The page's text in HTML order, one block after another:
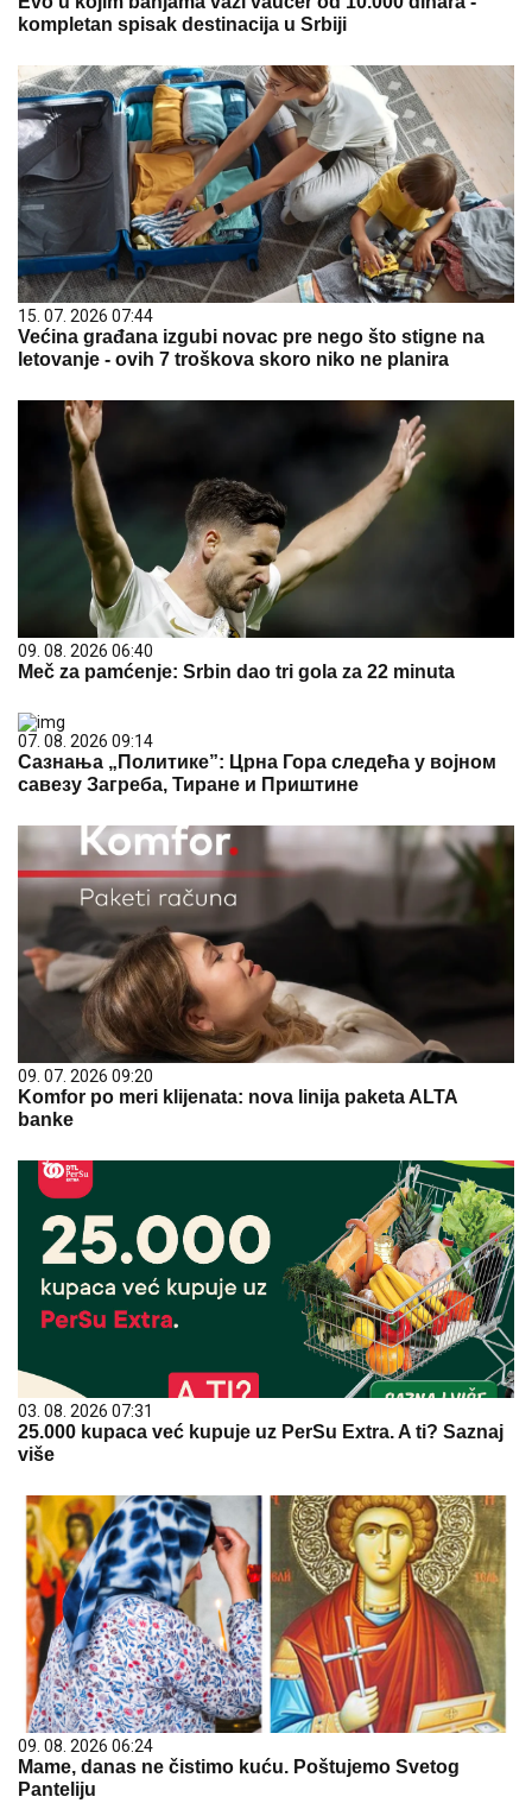
kompletan spisak destinacija u Srbiji
15. 07. 2026 07:44
Većina građana izgubi novac pre nego što stigne na
letovanje - ovih 7 troškova skoro niko ne planira
09. 08. 2026 06:40
Meč za pamćenje: Srbin dao tri gola za 22 minuta
07. 08. 2026 09:14
Сазнања „Политике”: Црна Гора следећа у војном
савезу Загреба, Тиране и Приштине
09. 07. 2026 09:20
Komfor po meri klijenata: nova linija paketa ALTA
banke
03. 08. 2026 07:31
25.000 kupaca već kupuje uz PerSu Extra. A ti? Saznaj
više
09. 08. 2026 06:24
Mame, danas ne čistimo kuću. Poštujemo Svetog
Panteliju